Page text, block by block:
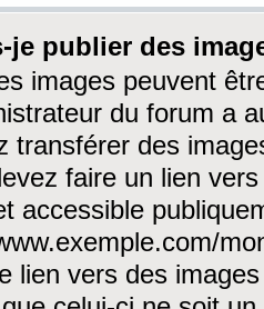
je publier des
images peuvent
du forum a
transférer des
faire un lien
accessible
lien vers des